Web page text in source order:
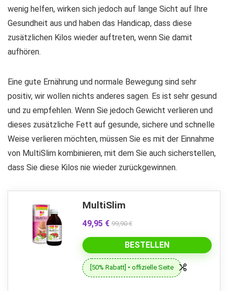
wenig helfen, wirken sich jedoch auf lange Sicht auf Ihre
Gesundheit aus und haben das Handicap, dass diese
zusätzlichen Kilos wieder auftreten, wenn Sie damit
aufhören.
Eine gute Ernährung und normale Bewegung sind sehr
positiv, wir wollen nichts anderes sagen. Es ist sehr gesund
und zu empfehlen. Wenn Sie jedoch Gewicht verlieren und
dieses zusätzliche Fett auf gesunde, sichere und schnelle
Weise verlieren möchten, müssen Sie es mit der Einnahme
von MultiSlim kombinieren, mit dem Sie auch sicherstellen,
dass Sie diese Kilos nie wieder zurückgewinnen.
MultiSlim
49,95 € 99,90 €
BESTELLEN
[50% Rabatt] • offizielle Seite